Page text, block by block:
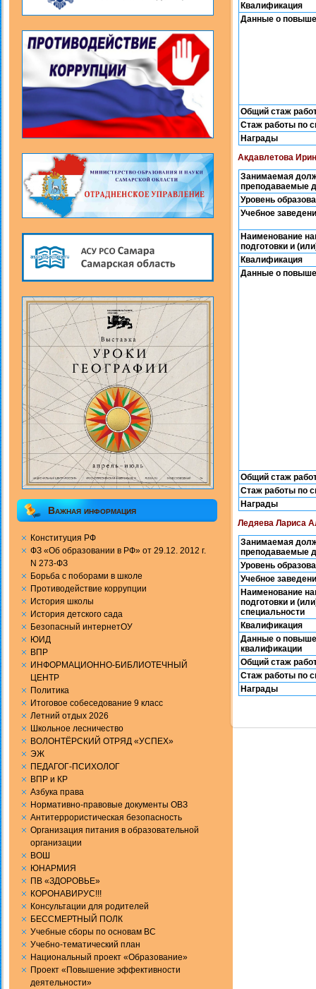
Важная информация
Конституция РФ
ФЗ «Об образовании в РФ» от 29.12. 2012 г.
N 273-ФЗ
Борьба с поборами в школе
Противодействие коррупции
История школы
История детского сада
Безопасный интернетОУ
ЮИД
ВПР
ИНФОРМАЦИОННО-БИБЛИОТЕЧНЫЙ
ЦЕНТР
Политика
Итоговое собеседование 9 класс
Летний отдых 2026
Школьное лесничество
ВОЛОНТЁРСКИЙ ОТРЯД «УСПЕХ»
ЭЖ
ПЕДАГОГ-ПСИХОЛОГ
ВПР и КР
Aзбука права
Нормативно-правовые документы ОВЗ
Антитеррористическая безопасность
Организация питания в образовательной
организации
ВОШ
ЮНАРМИЯ
ПВ «ЗДОРОВЬЕ»
КОРОНАВИРУС!!!
Консультации для родителей
БЕССМЕРТНЫЙ ПОЛК
Учебные сборы по основам ВС
Учебно-тематический план
Национальный проект «Образование»
Проект «Повышение эффективности
деятельности»
Квалификация
Данные о
Общий стаж
Стаж работы по
Награды
Акдавлетова
Занимаемая
преподаваемые
Уровень
Учебное
Наименование
подготовки и
Квалификация
Данные о
Общий стаж
Стаж работы по
Награды
Ледяева Лариса
Занимаемая
преподаваемые
Уровень
Учебное
Наименование
подготовки и
специальности
Квалификация
Данные о
квалификации
Общий стаж
Стаж работы по
Награды